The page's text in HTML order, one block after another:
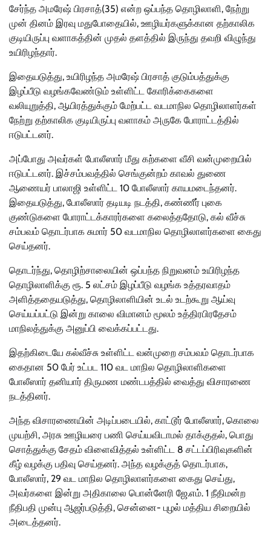
சேர்ந்த அமரேஷ் பிரசாத்(35) என்ற ஒப்பந்த தொழிலாளி, நேற்று
முன் தினம் இரவு மதுபோதையில், ஊழியர்களுக்கான தற்காலிக
குடியிருப்பு வளாகத்தின் முதல் தளத்தில் இருந்து தவறி விழுந்து
உயிரிழந்தார்.
இதையடுத்து, உயிரிழந்த அமரேஷ் பிரசாத் குடும்பத்துக்கு
இழப்பீடு வழங்கவேண்டும் உள்ளிட்ட கோரிக்கைகளை
வலியுறுத்தி, ஆயிரத்துக்கும் மேற்பட்ட வடமாநில தொழிலாளர்கள்
நேற்று தற்காலிக குடியிருப்பு வளாகம் அருகே போராட்டத்தில்
ஈடுபட்டனர்.
அப்போது அவர்கள் போலீஸார் மீது கற்களை வீசி வன்முறையில்
ஈடுபட்டனர். இச்சம்பவத்தில் செங்குன்றம் காவல் துணை
ஆணையர் பாலாஜி உள்ளிட்ட 10 போலீஸார் காயமடைந்தனர்.
இதையடுத்து, போலீஸார் தடியடி நடத்தி, கண்ணீர் புகை
குண்டுகளை போராட்டக்காரர்களை கலைத்ததோடு, கல் வீச்சு
சம்பவம் தொடர்பாக சுமார் 50 வடமாநில தொழிலாளர்களை கைது
செய்தனர்.
தொடர்ந்து, தொழிற்சாலையின் ஒப்பந்த நிறுவனம் உயிரிழந்த
தொழிலாளிக்கு ரூ. 5 லட்சம் இழப்பீடு வழங்க உத்தரவாதம்
அளித்ததையடுத்து, தொழிலாளியின் உடல் உடற்கூறு ஆய்வு
செய்யப்பட்டு இன்று காலை விமானம் மூலம் உத்திரபிரதேசம்
மாநிலத்துக்கு அனுப்பி வைக்கப்பட்டது.
இதற்கிடையே கல்வீச்சு உள்ளிட்ட வன்முறை சம்பவம் தொடர்பாக
கைதான 50 பேர் உட்பட 110 வட மாநில தொழிலாளிகளை
போலீஸார் தனியார் திருமண மண்டபத்தில் வைத்து விசாரணை
நடத்தினர்.
அந்த விசாரணையின் அடிப்படையில், காட்டூர் போலீஸார், கொலை
முயற்சி, அரசு ஊழியரை பணி செய்யவிடாமல் தாக்குதல், பொது
சொத்துக்கு சேதம் விளைவித்தல் உள்ளிட்ட 8 சட்டப்பிரிவுகளின்
கீழ் வழக்கு பதிவு செய்தனர். அந்த வழக்குத் தொடர்பாக,
போலீஸார், 29 வட மாநில தொழிலாளர்களை கைது செய்து,
அவர்களை இன்று அதிகாலை பொன்னேரி ஜே.எம். 1 நீதிமன்ற
நீதிபதி முன்பு ஆஜர்படுத்தி, சென்னை- புழல் மத்திய சிறையில்
அடைத்தனர்.